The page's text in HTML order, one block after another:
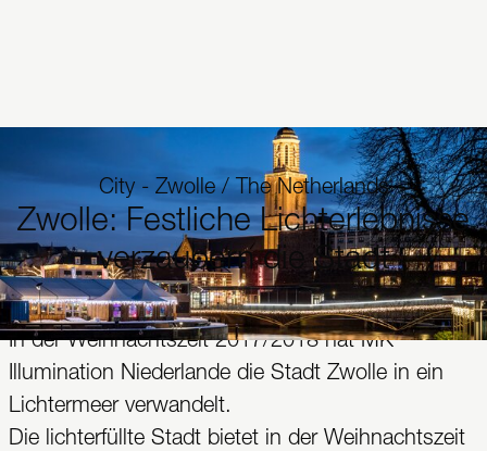
City - Zwolle / The Netherlands
Zwolle: Festliche Lichterlebnisse
verzaubern die Stadt
In der Weihnachtszeit 2017/2018 hat MK
Illumination Niederlande die Stadt Zwolle in ein
Lichtermeer verwandelt.
Die lichterfüllte Stadt bietet in der Weihnachtszeit